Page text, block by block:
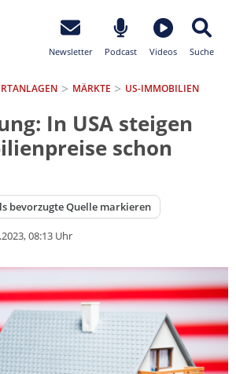
Newsletter Podcast Videos Suche
MÄRKTE US-IMMOBILIEN
In USA steigen
schon
bevorzugte Quelle markieren
08:13 Uhr